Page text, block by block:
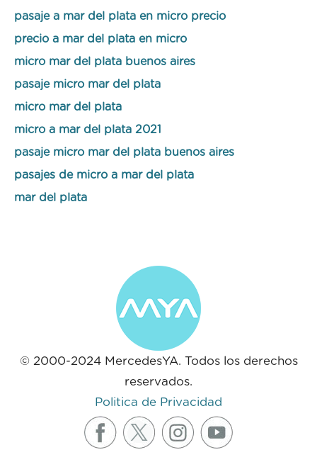
pasaje a mar del plata en micro precio
precio a mar del plata en micro
micro mar del plata buenos aires
pasaje micro mar del plata
micro mar del plata
micro a mar del plata 2021
pasaje micro mar del plata buenos aires
pasajes de micro a mar del plata
mar del plata
© 2000-2024 MercedesYA. Todos los derechos
reservados.
Politica de Privacidad